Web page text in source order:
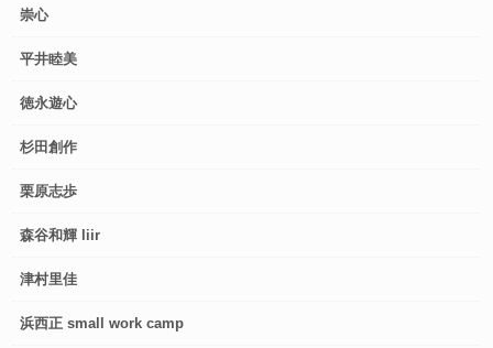
崇心
平井睦美
徳永遊心
杉田創作
栗原志歩
森谷和輝 liir
津村里佳
浜西正 small work camp